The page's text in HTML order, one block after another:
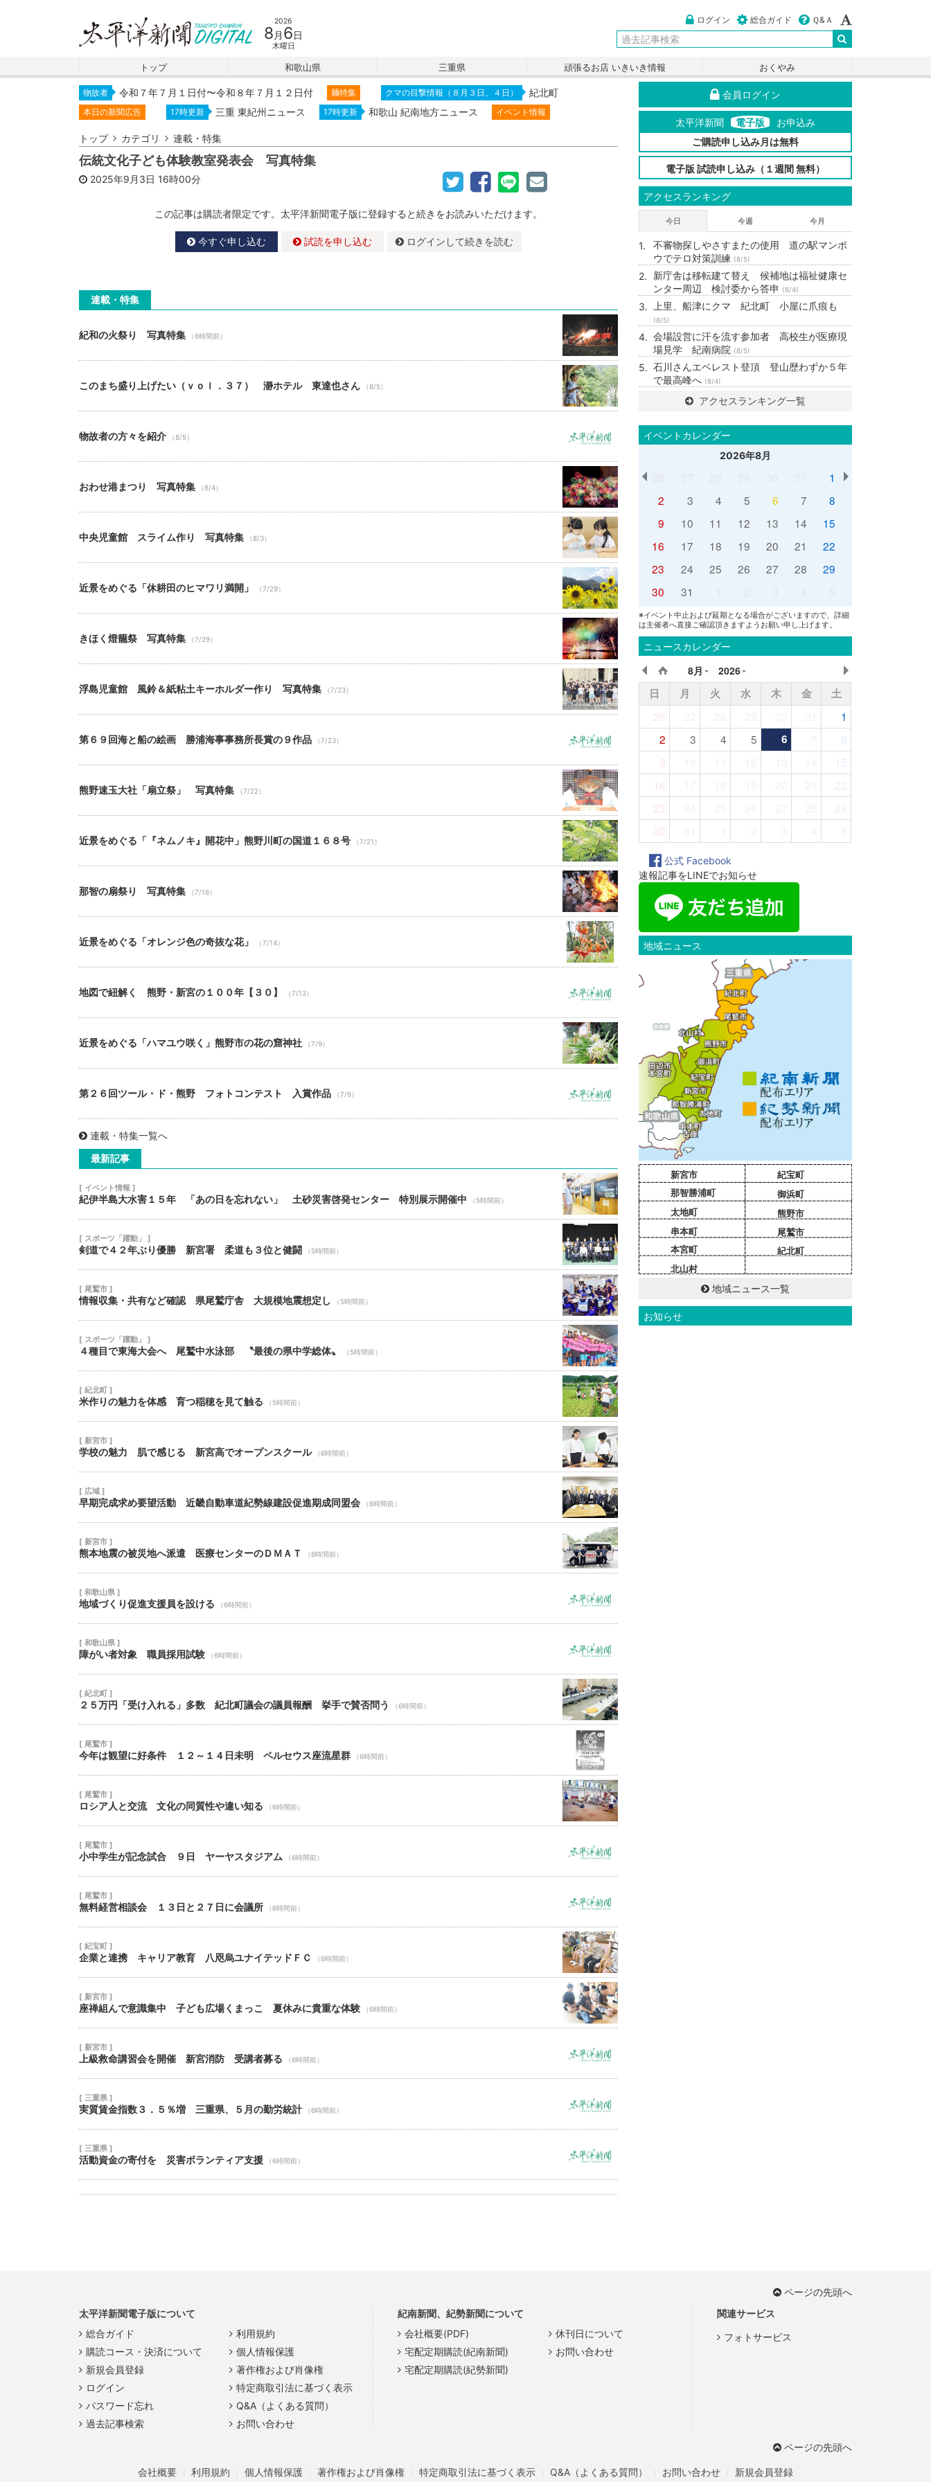
2026
8 月 6日
木曜日
ログイン 総合ガイド Ｑ&Ａ
トップ 和歌山県 三重県 頑張るお店 いきいき情報 おくやみ
物故者 令和７年７月１日付〜令和８年７月１２日付 麺特集 クマの目撃情報（８月３日、４日） 紀北町
本日の新聞広告 17時更新 三重 東紀州ニュース 17時更新 和歌山 紀南地方ニュース イベント情報
トップ カテゴリ 連載・特集
伝統文化子ども体験教室発表会 写真特集
2025年9月3日 16時00分
この記事は購読者限定です。太平洋新聞電子版に登録すると続きをお読みいただけます。
今すぐ申し込む 試読を申し込む ログインして続きを読む
連載・特集
紀和の火祭り 写真特集 （6時間前）
このまち盛り上げたい（ｖｏｌ．３７） 瀞ホテル 東達也さん （8/5）
物故者の方々を紹介 （8/5）
おわせ港まつり 写真特集 （8/4）
中央児童館 スライム作り 写真特集 （8/3）
近景をめぐる「休耕田のヒマワリ満開」 （7/29）
きほく燈籠祭 写真特集 （7/29）
浮島児童館 風鈴＆紙粘土キーホルダー作り 写真特集 （7/23）
第６９回海と船の絵画 勝浦海事事務所長賞の９作品 （7/23）
熊野速玉大社「扇立祭」 写真特集 （7/22）
近景をめぐる「『ネムノキ』開花中」熊野川町の国道１６８号 （7/21）
那智の扇祭り 写真特集 （7/16）
近景をめぐる「オレンジ色の奇抜な花」 （7/14）
地図で紐解く 熊野・新宮の１００年【３０】 （7/13）
近景をめぐる「ハマユウ咲く」熊野市の花の窟神社 （7/9）
第２６回ツール・ド・熊野 フォトコンテスト 入賞作品 （7/9）
連載・特集一覧へ
最新記事
[ イベント情報 ]
紀伊半島大水害１５年 「あの日を忘れない」 土砂災害啓発センター 特別展示開催中 （5時間前）
[ スポーツ「躍動」 ]
剣道で４２年ぶり優勝 新宮署 柔道も３位と健闘 （5時間前）
[ 尾鷲市 ]
情報収集・共有など確認 県尾鷲庁舎 大規模地震想定し （5時間前）
[ スポーツ「躍動」 ]
４種目で東海大会へ 尾鷲中水泳部 〝最後の県中学総体〟 （5時間前）
[ 紀北町 ]
米作りの魅力を体感 育つ稲穂を見て触る （5時間前）
[ 新宮市 ]
学校の魅力 肌で感じる 新宮高でオープンスクール （6時間前）
[ 広域 ]
早期完成求め要望活動 近畿自動車道紀勢線建設促進期成同盟会 （6時間前）
[ 新宮市 ]
熊本地震の被災地へ派遣 医療センターのＤＭＡＴ （6時間前）
[ 和歌山県 ]
地域づくり促進支援員を設ける （6時間前）
[ 和歌山県 ]
障がい者対象 職員採用試験 （6時間前）
[ 紀北町 ]
２５万円「受け入れる」多数 紀北町議会の議員報酬 挙手で賛否問う （6時間前）
[ 尾鷲市 ]
今年は観望に好条件 １２～１４日未明 ペルセウス座流星群 （6時間前）
[ 尾鷲市 ]
ロシア人と交流 文化の同質性や違い知る （6時間前）
[ 尾鷲市 ]
小中学生が記念試合 ９日 ヤーヤスタジアム （6時間前）
[ 尾鷲市 ]
無料経営相談会 １３日と２７日に会議所 （6時間前）
[ 紀宝町 ]
企業と連携 キャリア教育 八咫烏ユナイテッドＦＣ （6時間前）
[ 新宮市 ]
座禅組んで意識集中 子ども広場くまっこ 夏休みに貴重な体験 （6時間前）
[ 新宮市 ]
上級救命講習会を開催 新宮消防 受講者募る （6時間前）
[ 三重県 ]
実質賃金指数３．５％増 三重県、５月の勤労統計 （6時間前）
[ 三重県 ]
活動資金の寄付を 災害ボランティア支援 （6時間前）
会員ログイン
太平洋新聞 電子版
お申込み
ご購読申し込み月は無料
電子版 試読申し込み（１週間 無料）
アクセスランキング
今日 今週 今月
不審物探しやさすまたの使用 道の駅マンボ
ウでテロ対策訓練 (8/5)
新庁舎は移転建て替え 候補地は福祉健康セ
ンター周辺 検討委から答申
(8/4)
上里、船津にクマ 紀北町 小屋に爪痕も
(8/5)
会場設営に汗を流す参加者 高校生が医療現
場見学 紀南病院 (8/5)
石川さんエベレスト登頂 登山歴わずか５年
で最高峰へ (8/4)
アクセスランキング一覧
イベントカレンダー
2026年8月
26
1
2
3 4 5 6 7
8
9
10 11 12 13 14
15
16
17 18 19 20 21
22
23
24 25 26 27 28
29
30
31 5
※イベント中止および延期となる場合がございますので、詳細
は主催者へ直接ご確認頂きますようお願い申し上げます。
ニュースカレンダー
8月 2026
日 月 火 水 木 金
土
26
1
2
3 4 5 6
8
9
15
16
22
23
29
30
5
公式 Facebook
速報記事をLINEでお知らせ
地域ニュース
新宮市
那智勝浦町
太地町
串本町
本宮町
北山村
紀宝町
御浜町
熊野市
尾鷲市
紀北町
地域ニュース一覧
お知らせ
ページの先頭へ
太平洋新聞電子版について
総合ガイド
購読コース・決済について
新規会員登録
ログイン
パスワード忘れ
過去記事検索
利用規約
個人情報保護
著作権および肖像権
特定商取引法に基づく表示
Q&A（よくある質問）
お問い合わせ
紀南新聞、紀勢新聞について
会社概要(PDF)
宅配定期購読(紀南新聞)
宅配定期購読(紀勢新聞)
休刊日について
お問い合わせ
関連サービス
フォトサービス
ページの先頭へ
会社概要 利用規約 個人情報保護 著作権および肖像権 特定商取引法に基づく表示 Q&A（よくある質問） お問い合わせ 新規会員登録